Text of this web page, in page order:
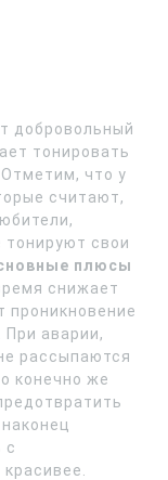
добровольный
тонировать
что у
считают,
тонируют свои
плюсы
снижает
проникновение
При аварии,
рассыпаются
конечно же
с